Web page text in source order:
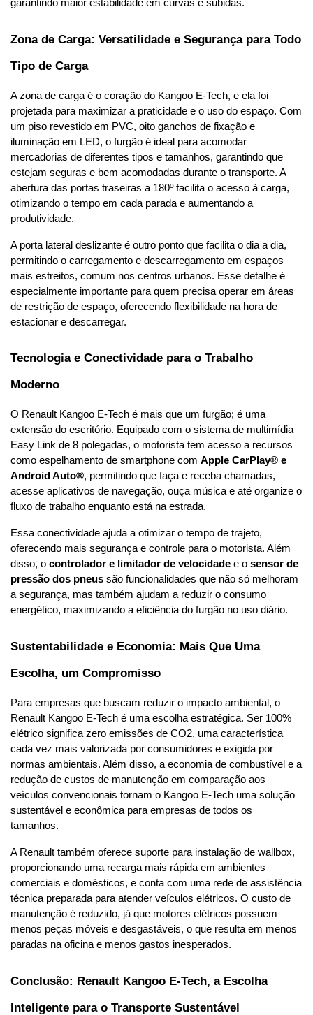
garantindo maior estabilidade em curvas e subidas.
Zona de Carga: Versatilidade e Segurança para Todo
Tipo de Carga
A zona de carga é o coração do Kangoo E-Tech, e ela foi
projetada para maximizar a praticidade e o uso do espaço. Com
um piso revestido em PVC, oito ganchos de fixação e
iluminação em LED, o furgão é ideal para acomodar
mercadorias de diferentes tipos e tamanhos, garantindo que
estejam seguras e bem acomodadas durante o transporte. A
abertura das portas traseiras a 180º facilita o acesso à carga,
otimizando o tempo em cada parada e aumentando a
produtividade.
A porta lateral deslizante é outro ponto que facilita o dia a dia,
permitindo o carregamento e descarregamento em espaços
mais estreitos, comum nos centros urbanos. Esse detalhe é
especialmente importante para quem precisa operar em áreas
de restrição de espaço, oferecendo flexibilidade na hora de
estacionar e descarregar.
Tecnologia e Conectividade para o Trabalho
Moderno
O Renault Kangoo E-Tech é mais que um furgão; é uma
extensão do escritório. Equipado com o sistema de multimídia
Easy Link de 8 polegadas, o motorista tem acesso a recursos
como espelhamento de smartphone com Apple CarPlay® e
Android Auto®, permitindo que faça e receba chamadas,
acesse aplicativos de navegação, ouça música e até organize o
fluxo de trabalho enquanto está na estrada.
oferecendo mais segurança e controle para o motorista. Além
disso, o controlador e limitador de velocidade e o sensor de
pressão dos pneus são funcionalidades que não só melhoram
a segurança, mas também ajudam a reduzir o consumo
energético, maximizando a eficiência do furgão no uso diário.
Sustentabilidade e Economia: Mais Que Uma
Escolha, um Compromisso
Para empresas que buscam reduzir o impacto ambiental, o
Renault Kangoo E-Tech é uma escolha estratégica. Ser 100%
elétrico significa zero emissões de CO2, uma característica
cada vez mais valorizada por consumidores e exigida por
normas ambientais. Além disso, a economia de combustível e a
redução de custos de manutenção em comparação aos
veículos convencionais tornam o Kangoo E-Tech uma solução
sustentável e econômica para empresas de todos os
tamanhos.
A Renault também oferece suporte para instalação de wallbox,
proporcionando uma recarga mais rápida em ambientes
comerciais e domésticos, e conta com uma rede de assistência
técnica preparada para atender veículos elétricos. O custo de
manutenção é reduzido, já que motores elétricos possuem
menos peças móveis e desgastáveis, o que resulta em menos
paradas na oficina e menos gastos inesperados.
Conclusão: Renault Kangoo E-Tech, a Escolha
Inteligente para o Transporte Sustentável